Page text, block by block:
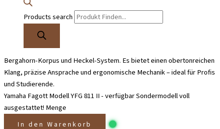
Products search
31.955,00€Ursprünglicher Preis war: 31.955,00 €
Preis ist: 30.900,00 €.
Das Yamaha YFG 811 II ist ein professionelles Fagott mit dünnwandigem
Bergahorn-Korpus und Heckel-System. Es bietet einen obertonreichen
Klang, präzise Ansprache und ergonomische Mechanik – ideal für Profis
und Studierende.
Yamaha Fagott Modell YFG 811 II - verfügbar Sondermodell voll
ausgestattet! Menge
In den Warenkorb